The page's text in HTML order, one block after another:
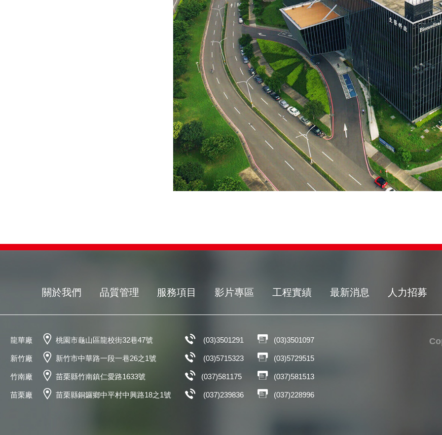
關於我們 品質管理 服務項目 影片專區 工程實績 最新消息 人力招募
龍華廠 桃園市龜山區龍校街32巷47號 (03)3501291 (03)3501097
新竹廠 新竹市中華路一段一巷26之1號 (03)5715323 (03)5729515
竹南廠 苗栗縣竹南鎮仁愛路1633號 (037)581175 (037)581513
苗栗廠 苗栗縣銅鑼鄉中平村中興路18之1號 (037)239836 (037)228996